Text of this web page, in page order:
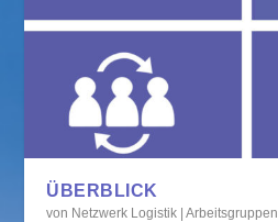
ÜBERBLICK
von Netzwerk Logistik |Arbeitsgruppen